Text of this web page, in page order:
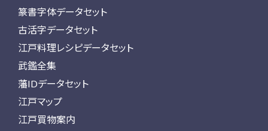
篆書字体データセット
古活字データセット
江戸料理レシピデータセット
武鑑全集
藩IDデータセット
江戸マップ
江戸買物案内